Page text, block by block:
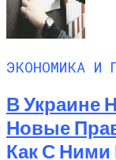
ЭКОНОМИКА И
В Украине
Новые
Как С Ними